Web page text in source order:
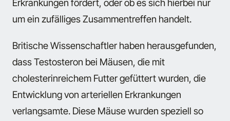
Erkrankungen fördert, oder ob es sich hierbei nur
um ein zufälliges Zusammentreffen handelt.
Britische Wissenschaftler haben herausgefunden,
dass Testosteron bei Mäusen, die mit
cholesterinreichem Futter gefüttert wurden, die
Entwicklung von arteriellen Erkrankungen
verlangsamte. Diese Mäuse wurden speziell so